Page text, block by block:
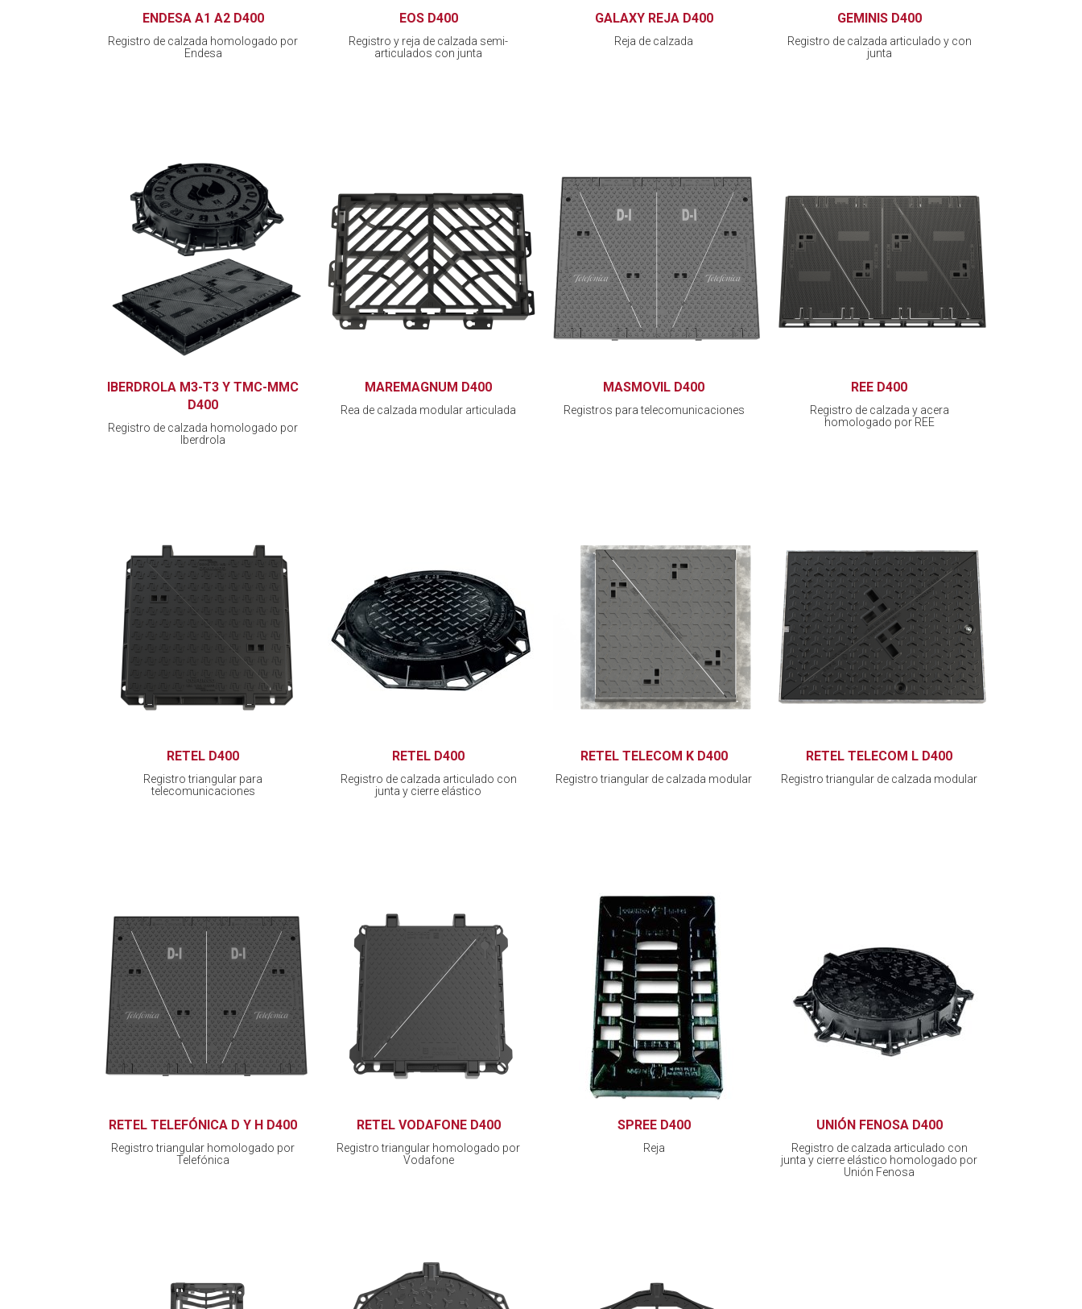
ENDESA A1 A2 D400
Registro de calzada homologado por
Endesa
EOS D400
Registro y reja de calzada semi-
articulados con junta
GALAXY REJA D400
Reja de calzada
GEMINIS D400
Registro de calzada articulado y con
junta
IBERDROLA M3-T3 Y TMC-MMC
D400
Registro de calzada homologado por
Iberdrola
MAREMAGNUM D400
Rea de calzada modular articulada
MASMOVIL D400
Registros para telecomunicaciones
REE D400
Registro de calzada y acera
homologado por REE
RETEL D400
Registro triangular para
telecomunicaciones
RETEL D400
Registro de calzada articulado con
junta y cierre elástico
RETEL TELECOM K D400
Registro triangular de calzada modular
RETEL TELECOM L D400
Registro triangular de calzada modular
RETEL TELEFÓNICA D Y H D400
Registro triangular homologado por
Telefónica
RETEL VODAFONE D400
Registro triangular homologado por
Vodafone
SPREE D400
Reja
UNIÓN FENOSA D400
Registro de calzada articulado con
junta y cierre elástico homologado por
Unión Fenosa